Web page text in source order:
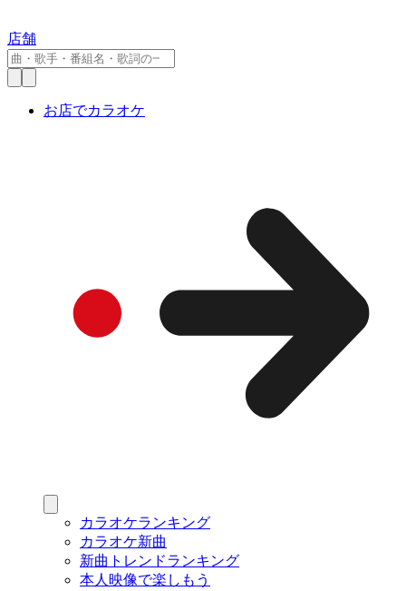
店舗
お店でカラオケ
カラオケランキング
カラオケ新曲
新曲トレンドランキング
本人映像で楽しもう